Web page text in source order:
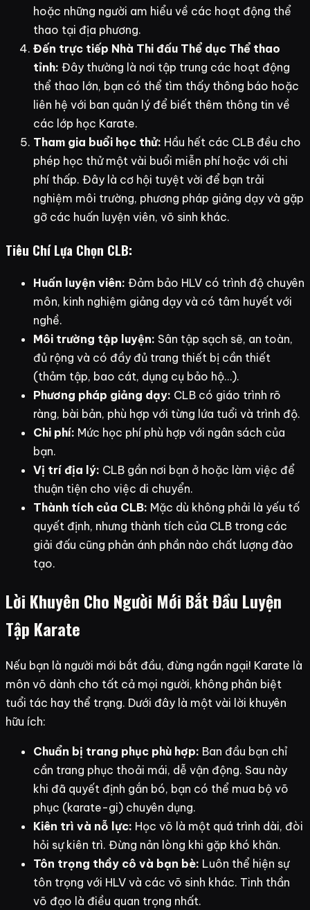
hoặc những người am hiểu về các hoạt động thể
thao tại địa phương.
Đến trực tiếp Nhà Thi đấu Thể dục Thể thao
tỉnh: Đây thường là nơi tập trung các hoạt động
thể thao lớn, bạn có thể tìm thấy thông báo hoặc
liên hệ với ban quản lý để biết thêm thông tin về
các lớp học Karate.
Tham gia buổi học thử: Hầu hết các CLB đều cho
phép học thử một vài buổi miễn phí hoặc với chi
phí thấp. Đây là cơ hội tuyệt vời để bạn trải
nghiệm môi trường, phương pháp giảng dạy và gặp
gỡ các huấn luyện viên, võ sinh khác.
Tiêu Chí Lựa Chọn CLB:
Huấn luyện viên: Đảm bảo HLV có trình độ chuyên
môn, kinh nghiệm giảng dạy và có tâm huyết với
nghề.
Môi trường tập luyện: Sân tập sạch sẽ, an toàn,
đủ rộng và có đầy đủ trang thiết bị cần thiết
(thảm tập, bao cát, dụng cụ bảo hộ…).
Phương pháp giảng dạy: CLB có giáo trình rõ
ràng, bài bản, phù hợp với từng lứa tuổi và trình độ.
Chi phí: Mức học phí phù hợp với ngân sách của
bạn.
Vị trí địa lý: CLB gần nơi bạn ở hoặc làm việc để
thuận tiện cho việc di chuyển.
Thành tích của CLB: Mặc dù không phải là yếu tố
quyết định, nhưng thành tích của CLB trong các
giải đấu cũng phản ánh phần nào chất lượng đào
tạo.
Lời Khuyên Cho Người Mới Bắt Đầu Luyện
Tập Karate
Nếu bạn là người mới bắt đầu, đừng ngần ngại! Karate là
môn võ dành cho tất cả mọi người, không phân biệt
tuổi tác hay thể trạng. Dưới đây là một vài lời khuyên
hữu ích:
Chuẩn bị trang phục phù hợp: Ban đầu bạn chỉ
cần trang phục thoải mái, dễ vận động. Sau này
khi đã quyết định gắn bó, bạn có thể mua bộ võ
phục (karate-gi) chuyên dụng.
Kiên trì và nỗ lực: Học võ là một quá trình dài, đòi
hỏi sự kiên trì. Đừng nản lòng khi gặp khó khăn.
Tôn trọng thầy cô và bạn bè: Luôn thể hiện sự
tôn trọng với HLV và các võ sinh khác. Tinh thần
võ đạo là điều quan trọng nhất.